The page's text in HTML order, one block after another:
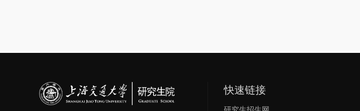
快速链接
研究生招生网